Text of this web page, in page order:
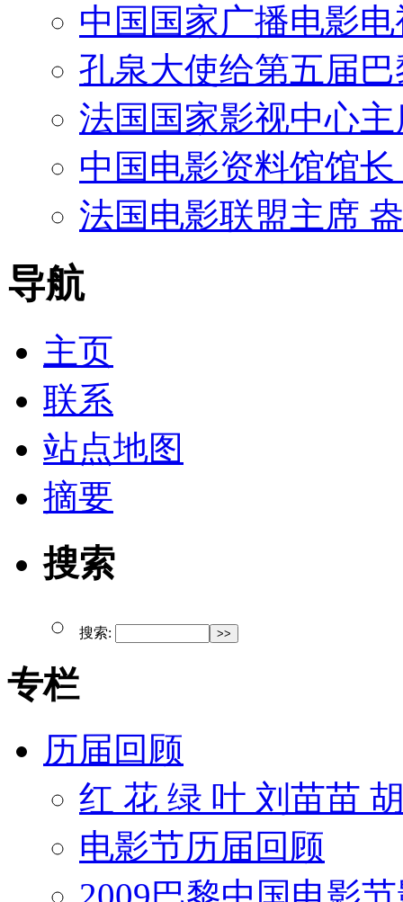
中国国家广播电影
孔泉大使给第五届
法国国家影视中心
中国电影资料馆馆
法国电影联盟主席
导航
主页
联系
站点地图
摘要
搜索
搜索:
专栏
历届回顾
红 花 绿 叶 刘苗苗
电影节历届回顾